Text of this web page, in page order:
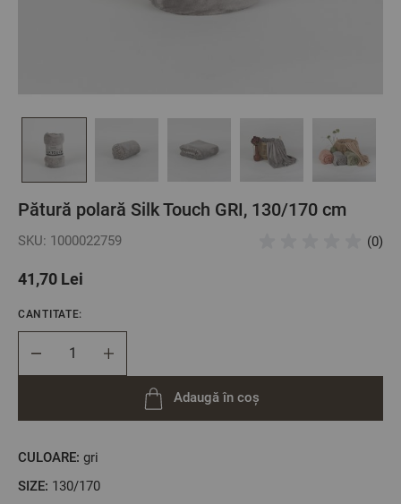
Pătură polară Silk Touch GRI, 130/170 cm
SKU: 1000022759 (0)
41,70 Lei
CULOARE: gri
SIZE: 130/170
CANTITATE:
Adaugă în coș